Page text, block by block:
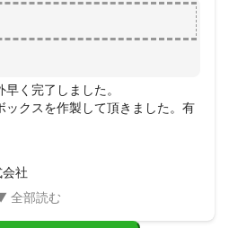
く完了しました。
クスを作製して頂きました。有
会社